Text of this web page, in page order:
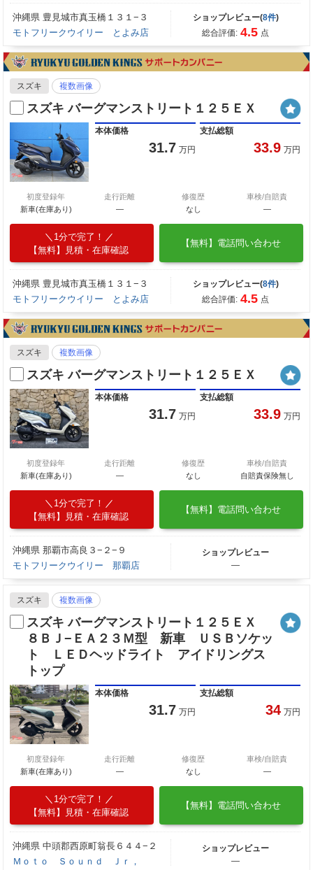
沖縄県 豊見城市真玉橋１３１−３
モトフリークウイリー とよみ店
ショップレビュー(8件)
総合評価: 4.5 点
スズキ 複数画像
スズキ バーグマンストリート１２５ＥＸ
本体価格
31.7 万円
支払総額
33.9 万円
初度登録年
新車(在庫あり)
走行距離
―
修復歴
なし
車検/自賠責
―
1分で完了！
【無料】見積・在庫確認
【無料】電話問い合わせ
沖縄県 豊見城市真玉橋１３１−３
モトフリークウイリー とよみ店
ショップレビュー(8件)
総合評価: 4.5 点
スズキ 複数画像
スズキ バーグマンストリート１２５ＥＸ
本体価格
31.7 万円
支払総額
33.9 万円
初度登録年
新車(在庫あり)
走行距離
―
修復歴
なし
車検/自賠責
自賠責保険無し
1分で完了！
【無料】見積・在庫確認
【無料】電話問い合わせ
沖縄県 那覇市高良３−２−９
モトフリークウイリー 那覇店
ショップレビュー
―
スズキ 複数画像
スズキ バーグマンストリート１２５ＥＸ
８ＢＪ−ＥＡ２３Ｍ型 新車 ＵＳＢソケッ
ト ＬＥＤヘッドライト アイドリングス
トップ
本体価格
31.7 万円
支払総額
34 万円
初度登録年
新車(在庫あり)
走行距離
―
修復歴
なし
車検/自賠責
―
1分で完了！
【無料】見積・在庫確認
【無料】電話問い合わせ
沖縄県 中頭郡西原町翁長６４４−２
Ｍｏｔｏ Ｓｏｕｎｄ Ｊｒ，
ショップレビュー
―